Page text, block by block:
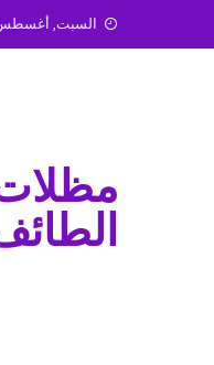
السبت, أغسطس